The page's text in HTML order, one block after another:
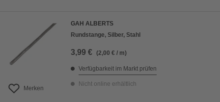
Merken
GAH ALBERTS
Rundstange, Silber, Stahl
3,99 € (2,00 € / m)
Verfügbarkeit im Markt prüfen
Nicht online erhältlich